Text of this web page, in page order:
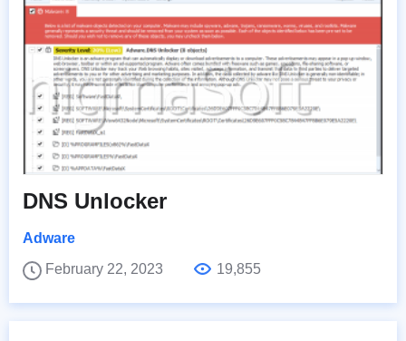
DNS Unlocker
Adware
February 22, 2023
19,855